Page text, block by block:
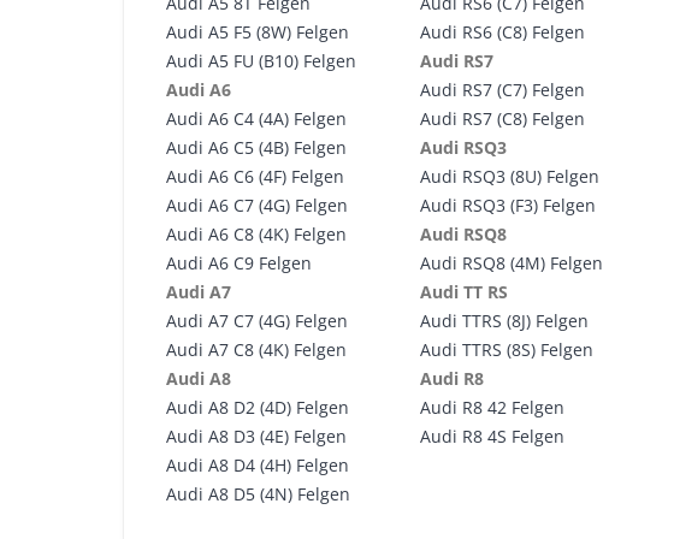
Audi A5 F5 (8W) Felgen
Audi A5 FU (B10) Felgen
Audi A6
Audi A6 C4 (4A) Felgen
Audi A6 C5 (4B) Felgen
Audi A6 C6 (4F) Felgen
Audi A6 C7 (4G) Felgen
Audi A6 C8 (4K) Felgen
Audi A6 C9 Felgen
Audi A7
Audi A7 C7 (4G) Felgen
Audi A7 C8 (4K) Felgen
Audi A8
Audi A8 D2 (4D) Felgen
Audi A8 D3 (4E) Felgen
Audi A8 D4 (4H) Felgen
Audi A8 D5 (4N) Felgen
Audi RS6 (C8) Felgen
Audi RS7
Audi RS7 (C7) Felgen
Audi RS7 (C8) Felgen
Audi RSQ3
Audi RSQ3 (8U) Felgen
Audi RSQ3 (F3) Felgen
Audi RSQ8
Audi RSQ8 (4M) Felgen
Audi TT RS
Audi TTRS (8J) Felgen
Audi TTRS (8S) Felgen
Audi R8
Audi R8 42 Felgen
Audi R8 4S Felgen